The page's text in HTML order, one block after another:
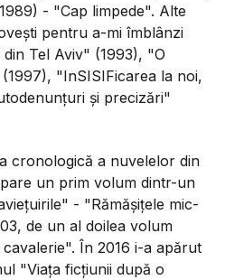
- "Cap limpede". Alte
pentru a-mi îmblânzi
Tel Aviv" (1993), "O
"InSISIFicarea la noi,
şi precizări"
cronologică a nuvelelor din
un prim volum dintr-un
- "Rămăşiţele mic-
de un al doilea volum
În 2016 i-a apărut
"Viaţa ficţiunii după o